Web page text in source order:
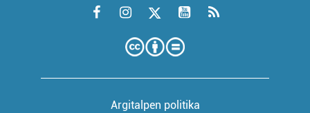
Argitalpen politika